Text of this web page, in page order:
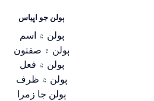
ٻولن جو اڀياس
ٻولن ۾ اسم
ٻولن ۾ صفتون
ٻولن ۾ فعل
ٻولن ۾ ظرف
ٻولن جا زمرا